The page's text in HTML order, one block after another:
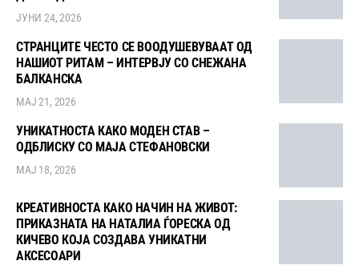
ЈУНИ 24, 2026
СТРАНЦИТЕ ЧЕСТО СЕ ВООДУШЕВУВААТ ОД
НАШИОТ РИТАМ – ИНТЕРВЈУ СО СНЕЖАНА
БАЛКАНСКА
МАЈ 21, 2026
УНИКАТНОСТА КАКО МОДЕН СТАВ –
ОДБЛИСКУ СО МАЈА СТЕФАНОВСКИ
МАЈ 18, 2026
КРЕАТИВНОСТА КАКО НАЧИН НА ЖИВОТ:
ПРИКАЗНАТА НА НАТАЛИА ЃОРЕСКА ОД
КИЧЕВО КОЈА СОЗДАВА УНИКАТНИ
АКСЕСОАРИ